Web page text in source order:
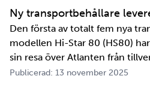
samarbetet mellan de två
Ny transportbehållare
Den första av totalt fem nya
modellen Hi-Star 80 (HS80)
sin resa över Atlanten från
Innan transportbehållaren kan
Publicerad: 13 november 2025